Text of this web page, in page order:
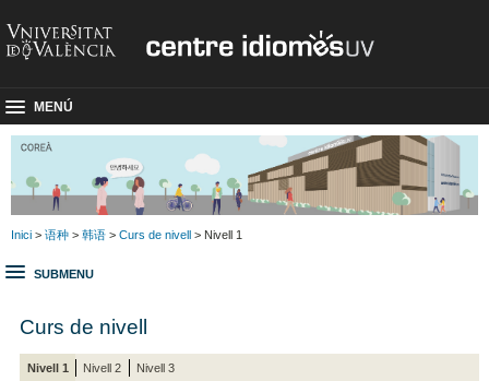
MENÚ
Inici > 语种 > 韩语 > Curs de nivell > Nivell 1
SUBMENU
Curs de nivell
Nivell 1 Nivell 2 Nivell 3